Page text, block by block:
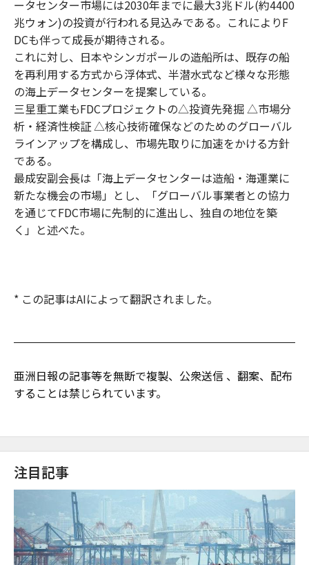
ータセンター市場には2030年までに最大3兆ドル(約4400
兆ウォン)の投資が行われる見込みである。これによりF
DCも伴って成長が期待される。
これに対し、日本やシンガポールの造船所は、既存の船
を再利用する方式から浮体式、半潜水式など様々な形態
の海上データセンターを提案している。
三星重工業もFDCプロジェクトの△投資先発掘 △市場分
析・経済性検証 △核心技術確保などのためのグローバル
ラインアップを構成し、市場先取りに加速をかける方針
である。
最成安副会長は「海上データセンターは造船・海運業に
新たな機会の市場」とし、「グローバル事業者との協力
を通じてFDC市場に先制的に進出し、独自の地位を築
く」と述べた。
* この記事はAIによって翻訳されました。
亜洲日報の記事等を無断で複製、公衆送信 、翻案、配布
することは禁じられています。
注目記事